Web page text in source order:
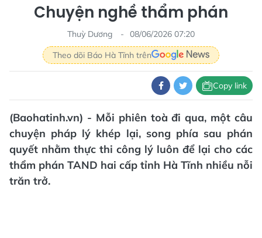
Chuyện nghề thẩm phán
Thuỳ Dương
08/06/2026 07:20
Theo dõi Báo Hà Tĩnh trên
Copy link
(Baohatinh.vn) - Mỗi phiên toà đi qua, một câu
chuyện pháp lý khép lại, song phía sau phán
quyết nhằm thực thi công lý luôn để lại cho các
thẩm phán TAND hai cấp tỉnh Hà Tĩnh nhiều nỗi
trăn trở.